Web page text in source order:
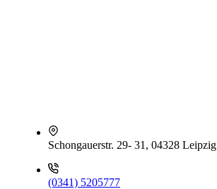
Schongauerstr. 29- 31, 04328 Leipzig
(0341) 5205777